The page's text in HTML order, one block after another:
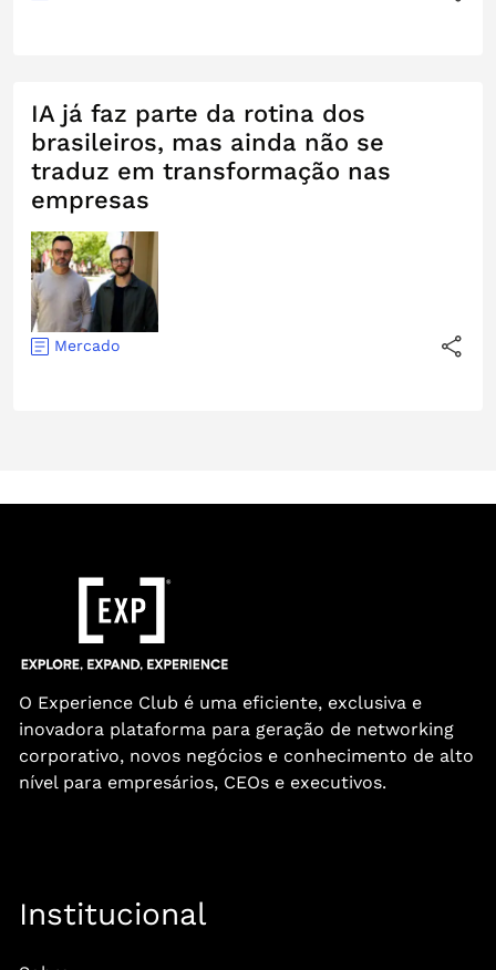
IA já faz parte da rotina dos
brasileiros, mas ainda não se
traduz em transformação nas
empresas
Mercado
O Experience Club é uma eficiente, exclusiva e
inovadora plataforma para geração de networking
corporativo, novos negócios e conhecimento de alto
nível para empresários, CEOs e executivos.
Institucional